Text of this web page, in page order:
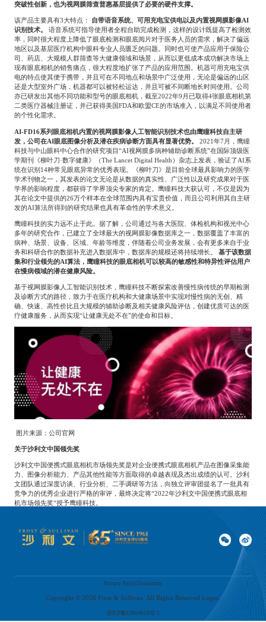
突破性创新，也为视网膜筛查普惠基层提供了必要的硬件支撑。
该产品主要具有3大特点： 自带语音系统、可用充电宝供电以及内置视网膜影像AI
识别技术。
语音系统可指导使用者全程自助完成检测，这样的设计既提高了检测效
率，同时很大程度上降低了眼底检测和眼底阅片对于医务人员的需求，解决了偏远
地区以及基层医疗机构中眼科专业人员匮乏的问题。同时也可使产品应用于保险公
司、药店、大规模人群筛查等大健康领域和场景，从而以更低成本成功解决市场上
现有眼底相机的销售痛点，很大程度地扩张了产品的应用范围。机器可用充电宝供
电的特点使其便于携带，并且可在不同地点和场景中广泛使用，无论是偏远的山区
还是大型室外广场，机器都可以被轻松运达，并且可被不间断地长时间使用。公司
亦已研发出其他不同功能和型号的眼底相机，截至2022年9 月已取得4张眼底相机第
二类医疗器械注册证，并已获得美国FDA和欧盟CE的市场准入，以满足不同使用者
的个性化需求。
AI-FD16系列眼底相机内置的视网膜影像人工智能识别技术也由鹰瞳科技自主研
发，公司在AI眼底图像分析及潜在疾病诊断方面具有显著优势。 2021年7月，鹰瞳
科技与中山眼科中心合作的研究项目“AI视网膜多病种辅助诊断系统”在国际顶级医
学期刊《柳叶刀·数字健康》（The Lancet Digital Health ）杂志上发表，验证了AI系
统在识别14种常见眼底异常的优秀表现。《柳叶刀》是目前全球最具影响力的医学
学术刊物之一，其发表的论文无论是从数据的真实性、广泛性以及研究成果对于医
学界的影响程度，都获得了学界顶尖专家的肯定。鹰瞳科技大获认可，不仅是因为
其在论文中提供的26万个样本在全球范围内具有宝贵价值，而且公司利用其自主研
发的AI算法所得到的研究结果也具有革命性的学术意义。
鹰瞳科技的实力远不止于此。据了解，公司通过与各大医院、体检机构和视光中心
多年的研究合作，已建立了全球最大的视网膜影像数据库之一，数据覆盖了丰富的
病种、场景、设备、区域、年龄等维度，伴随着公司业务发展，会有更多来自于业
务和科研合作的数据补充进入数据库中，数据库的规模还将持续增长。
基于该数据
集和行业领先的AI算法，鹰瞳科技的眼底相机可以较高的敏感性和特异性评估用户
在慢病领域的潜在健康风险。
基于视网膜影像人工智能识别技术，鹰瞳科技不断探索改善慢性病传统的早期检测
及诊断方式的路径，致力于在医疗机构和大健康场景中实现对慢性病的无创、精
确、快速、高性价比且大规模的辅助诊断及相关健康风险评估，创建优质可达的医
疗健康服务，从而实现“让健康无处不在”的使命和目标。
图片来源：公司官网
关于沙利文中国领先奖
沙利文中国便携式眼底相机市场领先奖是对企业便携式眼底相机产品在图像采集能
力、图像分析能力、产品其他性能等方面取得的卓越表现及杰出成绩的认可。沙利
文团队通过深度访谈、行业分析、二手调研等方法，向独立评审团提名了一批具有
竞争力的优秀企业进行严格的审评，最终决定将“2022年沙利文中国便携式眼底相
机市场领先奖“授予鹰瞳科技。
represents the public presentation of the team's research findings. Some of the information used in
the research comes from public sources. If you have any questions about the results of this
research, please send an email to: PR@frostchina.com
Frost & Sullivan awarded Huawei AirEngine Wi-Fi 6 series products the "2021 Global Wi-Fi 6 Market Leadership Award"
Privacy PolicyDisclaimer
Copyright © 2026 Frost & Sullivan. All Rights Reserved Login.
京ICP备12004618号-1